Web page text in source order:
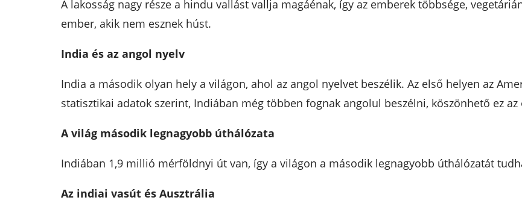
A lakosság nagy része a hindu vallást vallja magáénak, így az emberek többsége,
ember, akik nem esznek húst.
India és az angol nyelv
India a második olyan hely a világon, ahol az angol nyelvet beszélik. Az első helyen az
statisztikai adatok szerint, Indiában még többen fognak angolul beszélni, köszönhető ez
A világ második legnagyobb úthálózata
Indiában 1,9 millió mérföldnyi út van, így a világon a második legnagyobb úthálózatát
Az indiai vasút és Ausztrália